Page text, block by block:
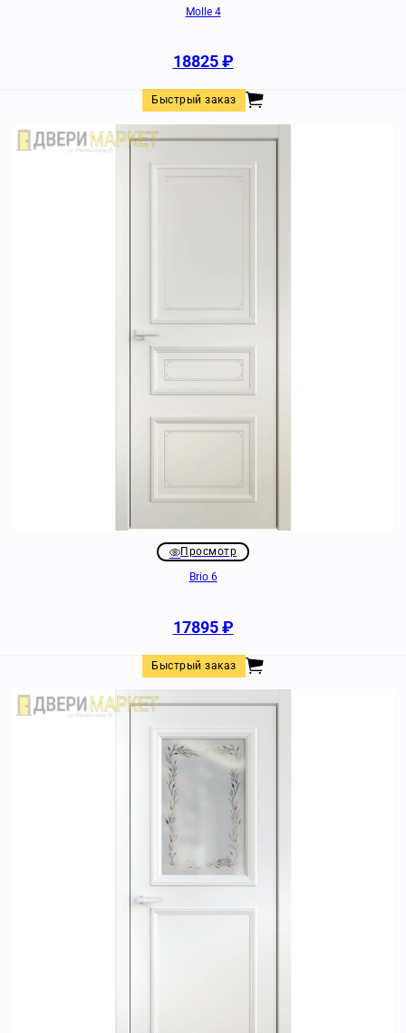
Molle 4
18825₽
Быстрый заказ
Просмотр
Brio 6
17895₽
Быстрый заказ